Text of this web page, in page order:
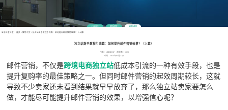
公司简介 联系我们 最新消息
当前位置位置： 首页 > 营销干货> 独立站新手教程引流篇：如何提升邮件营销效果？（上篇）
独立站新手教程引流篇：如何提升邮件营销效果？（上篇）
作者：UEESHOP 浏览数：1028
时间：2024年04月12日
邮件营销，不仅是跨境电商独立站低成本引流的一种有效手段，也是
提升复购率的最佳策略之一。但同时邮件营销的起效周期较长，这就
导致不少卖家还未看到结果就早早放弃了，那么独立站卖家要怎么
做，才能尽可能提升邮件营销的效果，以增强信心呢？